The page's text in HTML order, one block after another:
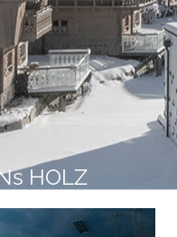
HOLZ
noch für